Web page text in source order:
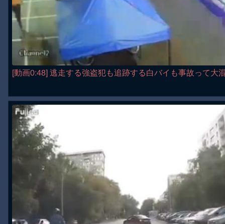
[動画0:48] 逃走する強盗犯も追跡する白バイも事故って大